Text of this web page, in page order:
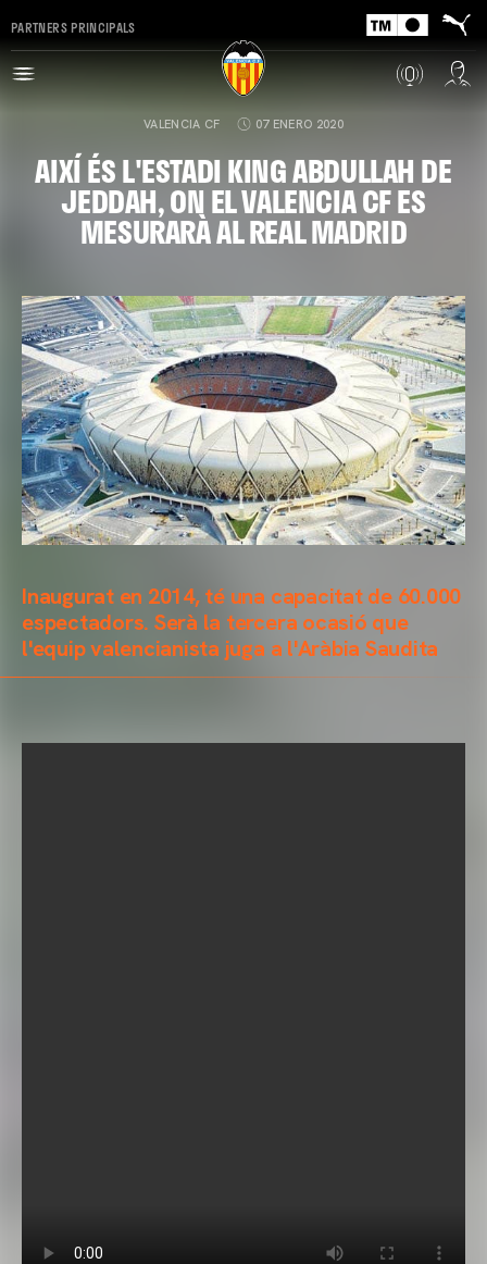
PARTNERS PRINCIPALS
VALENCIA CF 07 ENERO 2020
AIXÍ ÉS L'ESTADI KING ABDULLAH DE
JEDDAH, ON EL VALENCIA CF ES
MESURARÀ AL REAL MADRID
Inaugurat en 2014, té una capacitat de 60.000
espectadors. Serà la tercera ocasió que
l'equip valencianista juga a l'Aràbia Saudita